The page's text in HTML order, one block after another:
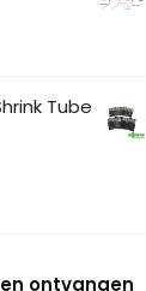
Tube
ontvangen